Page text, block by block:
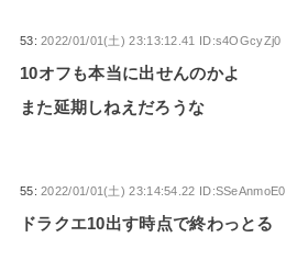
53:2022/01/01(土) 23:13:12.41 ID:s4OGcyZj0
10オフも本当に出せんのかよ
また延期しねえだろうな
55:2022/01/01(土) 23:14:54.22 ID:SSeAnmoE0
ドラクエ10出す時点で終わっとる